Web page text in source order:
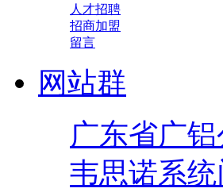
人才招聘
招商加盟
留言
网站群
广东省广
韦思诺系统